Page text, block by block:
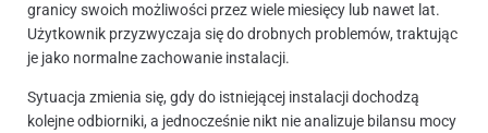
granicy swoich możliwości przez wiele miesięcy lub nawet lat.
Użytkownik przyzwyczaja się do drobnych problemów, traktując
je jako normalne zachowanie instalacji.
Sytuacja zmienia się, gdy do istniejącej instalacji dochodzą
kolejne odbiorniki, a jednocześnie nikt nie analizuje bilansu mocy